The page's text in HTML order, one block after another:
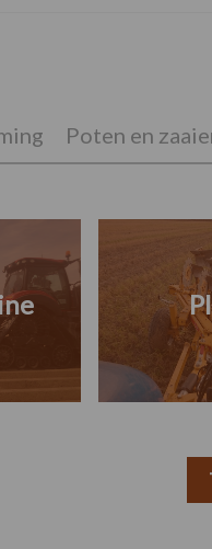
Poten en